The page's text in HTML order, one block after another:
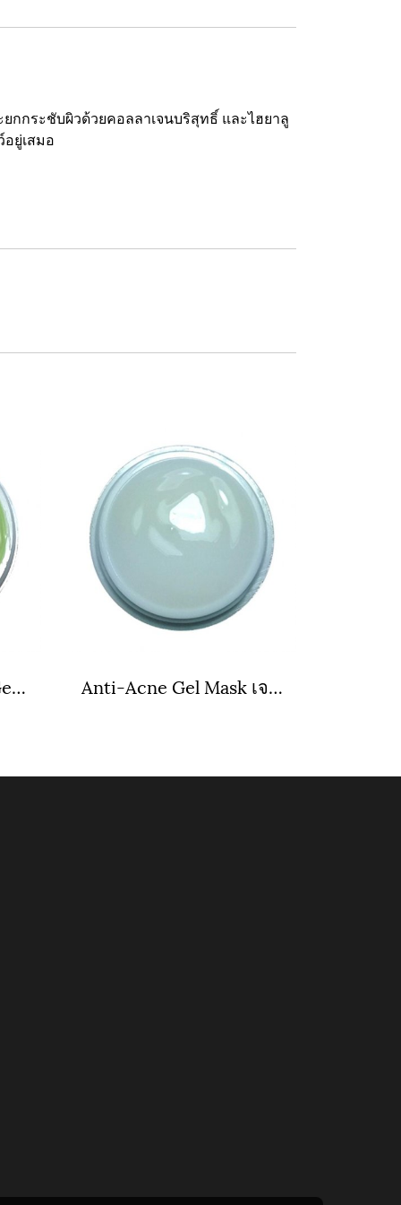
ระชับผิวด้วยคอลลาเจนบริสุทธิ์ และไฮยาลู
ยู่เสมอ
Skin Restore Facial Gel เจลแก้แพ้ปรับสภาพผิวหน้า Anti-Acne Gel Mask เจลมาส์กลดสิวลดความมัน